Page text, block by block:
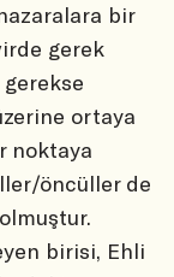
bir
gerek
ortaya
noktaya
öncüller de
birisi, Ehli